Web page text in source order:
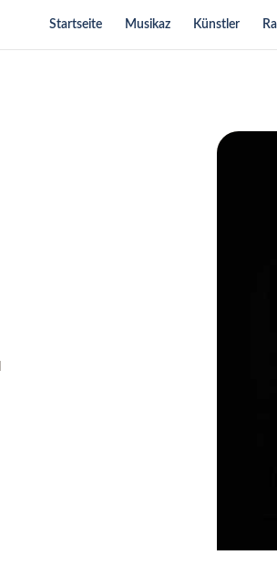
Startseite Musikaz Künstler